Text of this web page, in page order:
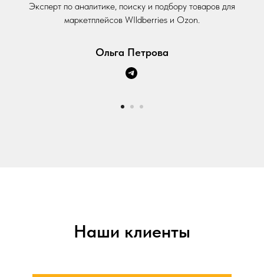
Эксперт по аналитике, поиску и подбору товаров для
маркетплейсов WIldberries и Ozon.
Ольга Петрова
Наши клиенты